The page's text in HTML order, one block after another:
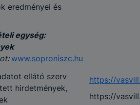
eredményei és
egység:
www.soproniszc.hu
ellátó szerv
hirdetmények,
https://
https://